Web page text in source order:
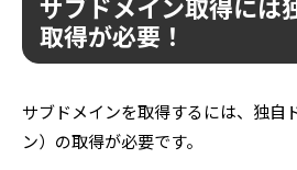
取得が必要！
サブドメインを取得するには、独自
ン）の取得が必要です。